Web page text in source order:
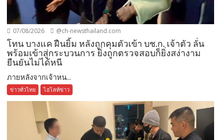
07/08/2026 @ch-newsthailand.com
โทน บางแค ฝืนยิ้ม หลังถูกคุมตัวเข้า บช.ก. เจ้าตัว ลั่น
พร้อมเข้าสู่กระบวนการ ยิ่งถูกตรวจสอบก็ยิ่งสง่างาม
ยืนยันไม่ได้หนี
ภายหลังจากเจ้าหน...
ข่าวทั่วไทย ไฮไลท์ข่าว